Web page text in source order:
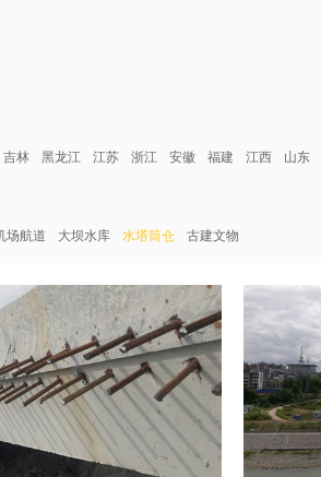
吉林 黑龙江 江苏 浙江 安徽 福建 江西 山东
场航道 大坝水库 水塔筒仓 古建文物